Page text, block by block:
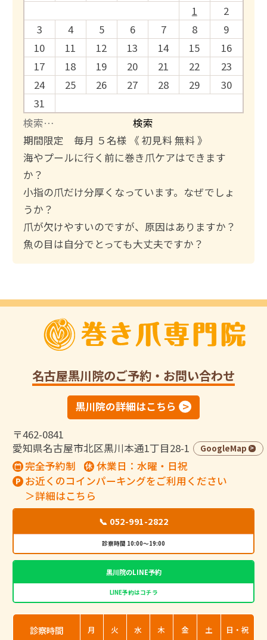
1
2
3
4 5 6 7 8
9
10
11 12 13 14 15
16
17
18 19 20 21 22
23
24
25 26 27 28 29
30
31
検
索
:
期間限定 毎月 ５名様 《 初見料 無料 》
海やプールに行く前に巻き爪ケアはできます
か？
小指の爪だけ分厚くなっています。なぜでしょ
うか？
爪が欠けやすいのですが、原因はありますか？
魚の目は自分でとっても大丈夫ですか？
名古屋黒川院のご予約・お問い合わせ
黒川院の詳細はこちら
〒462-0841
愛知県名古屋市北区黒川本通1丁目28-1
GoogleMap
完全予約制
休業日：水曜・日祝
お近くのコインパーキングをご利用ください
＞詳細はこちら
📞 052-991-2822
診察時間 10:00～19:00
黒川院のLINE予約
LINE予約はコチラ
診察時間 月 火 水 木 金 土 日・祝